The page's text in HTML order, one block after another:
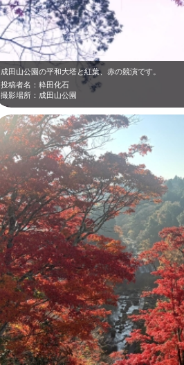
成田山公園の平和大塔と紅葉、赤の競演です。
投稿者名：粋田化石
撮影場所：成田山公園